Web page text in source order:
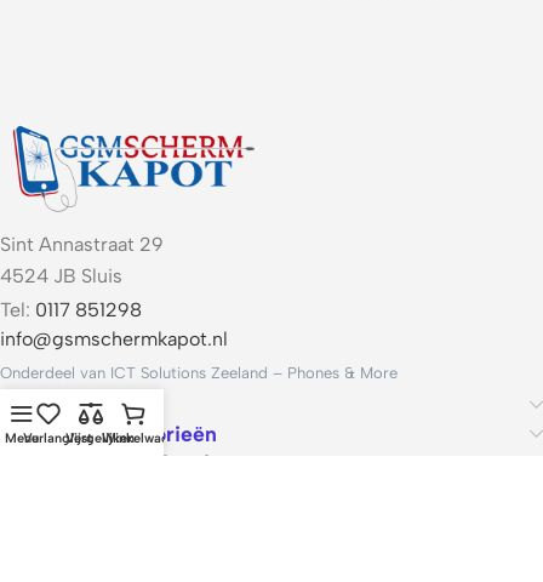
Sint Annastraat 29
4524 JB Sluis
Tel: 0117 851298
info@gsmschermkapot.nl
Onderdeel van ICT Solutions Zeeland – Phones & More
Handige links
Populaire categorieën
Voorwaarden & Service
MenuVerlanglijstVergelijkenWinkelwagen